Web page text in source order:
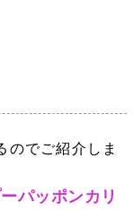
のでご紹介しま
ーパッポンカリ